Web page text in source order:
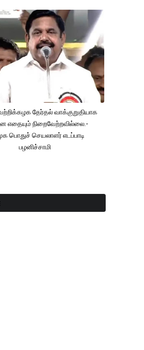
தேர்தல் வாக்குறுதியாக
நிறைவேற்றவில்லை.-
பொதுச் செயலாளர் எடப்பாடி
பழனிச்சாமி